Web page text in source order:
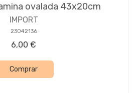
ovalada 43x20cm
IMPORT
23042136
6,00 €
Comprar